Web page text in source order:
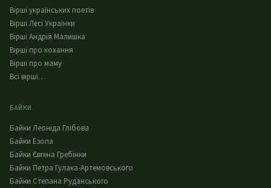
Вірші українських поетів
Вірші Лесі Українки
Вірші Андрія Малишка
Вірші про кохання
Вірші про маму
Всі вірші…
БАЙКИ
Байки Леоніда Глібова
Байки Езопа
Байки Євгена Гребінки
Байки Петра Гулака-Артемовського
Байки Степана Руданського